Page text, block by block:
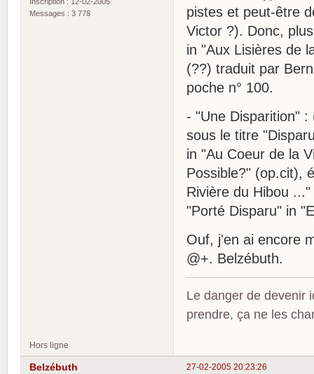
Inscription : 12-02-2005
Messages : 3 778
pistes et peut-être
Victor ?). Donc,
in "Aux Lisières de
(??) traduit par
poche n° 100.
- "Une Disparition"
sous le titre
in "Au Coeur de la
Possible?" (op.cit),
Rivière du Hibou
"Porté Disparu" in
Ouf, j'en ai encore
@+. Belzébuth.
Le danger de devenir
prendre, ça ne les
Hors ligne
27-02-2005 20:23:26
Belzébuth